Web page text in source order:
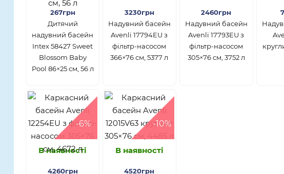
267грн
Дитячий
надувний басейн
Intex 58427 Sweet
Blossom Baby
Pool 86×25 см, 56 л
3230грн
Надувний басейн
Avenli 17794EU з
фільтр-насосом
366×76 см, 5377 л
2460грн
Надувний басейн
Avenli 17793EU з
фільтр-насосом
305×76 см, 3752 л
-6%
В наявності
4260грн
-10%
В наявності
4520грн